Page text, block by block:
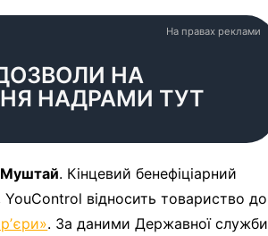
На правах реклами
НА
НАДРАМИ ТУТ
. Кінцевий бенефіціарний
YouControl відносить товариство до
. За даними Державної служби